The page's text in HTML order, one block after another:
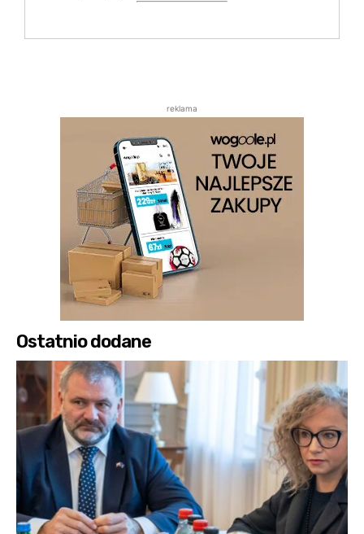
reklama
Ostatnio dodane